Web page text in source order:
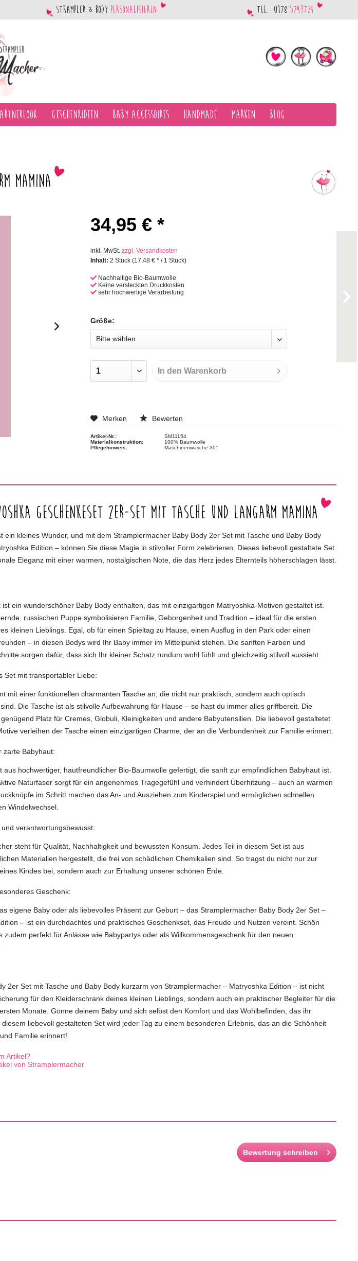
Strampler & Body personalisieren Tel.: 0178 5743724
Geschenkideen Baby Accessoires Handmade Marken Blog
Mamina
34,95 € *
inkl. MwSt.zzgl. Versandkosten
Inhalt:2 Stück (17,48 € * / 1 Stück)
Nachhaltige Bio-Baumwolle
Keine versteckten Druckkosten
sehr hochwertige Verarbeitung
Größe:
In den Warenkorb
Merken Bewerten
Artikel-Nr.:
SM11154
Materialkonstruktion:
100% Baumwolle
Pflegehinweis:
Maschinenwäsche 30°
Geschenkeset 2er-Set mit Tasche und langarm Mamina
ein kleines Wunder, und mit dem Stramplermacher Baby Body 2er Set mit Tasche und Baby Body
Edition – können Sie diese Magie in stilvoller Form zelebrieren. Dieses liebevoll gestaltete Set
Eleganz mit einer warmen, nostalgischen Note, die das Herz jedes Elternteils höherschlagen lässt.
ist ein wunderschöner Baby Body enthalten, das mit einzigartigen Matryoshka-Motiven gestaltet ist.
russischen Puppe symbolisieren Familie, Geborgenheit und Tradition – ideal für die ersten
kleinen Lieblings. Egal, ob für einen Spieltag zu Hause, einen Ausflug in den Park oder einen
– in diesen Bodys wird Ihr Baby immer im Mittelpunkt stehen. Die sanften Farben und
sorgen dafür, dass sich Ihr kleiner Schatz rundum wohl fühlt und gleichzeitig stilvoll aussieht.
Set mit transportabler Liebe:
mit einer funktionellen charmanten Tasche an, die nicht nur praktisch, sondern auch optisch
Die Tasche ist als stilvolle Aufbewahrung für Hause – so hast du immer alles griffbereit. Die
Platz für Cremes, Globuli, Kleinigkeiten und andere Babyutensilien. Die liebevoll gestaltetet
verleihen der Tasche einen einzigartigen Charme, der an die Verbundenheit zur Familie erinnert.
zarte Babyhaut:
aus hochwertiger, hautfreundlicher Bio-Baumwolle gefertigt, die sanft zur empfindlichen Babyhaut ist.
Naturfaser sorgt für ein angenehmes Tragegefühl und verhindert Überhitzung – auch an warmen
im Schritt machen das An- und Ausziehen zum Kinderspiel und ermöglichen schnellen
Windelwechsel.
verantwortungsbewusst:
steht für Qualität, Nachhaltigkeit und bewussten Konsum. Jedes Teil in diesem Set ist aus
Materialien hergestellt, die frei von schädlichen Chemikalien sind. So tragst du nicht nur zur
Kindes bei, sondern auch zur Erhaltung unserer schönen Erde.
Geschenk:
eigene Baby oder als liebevolles Präsent zur Geburt – das Stramplermacher Baby Body 2er Set –
– ist ein durchdachtes und praktisches Geschenkset, das Freude und Nutzen vereint. Schön
zudem perfekt für Anlässe wie Babypartys oder als Willkommensgeschenk für den neuen
2er Set mit Tasche und Baby Body kurzarm von Stramplermacher – Matryoshka Edition – ist nicht
für den Kleiderschrank deines kleinen Lieblings, sondern auch ein praktischer Begleiter für die
Monate. Gönne deinem Baby und sich selbst den Komfort und das Wohlbefinden, das ihr
liebevoll gestalteten Set wird jeder Tag zu einem besonderen Erlebnis, das an die Schönheit
Familie erinnert!
Artikel?
von Stramplermacher
Bewertung schreiben